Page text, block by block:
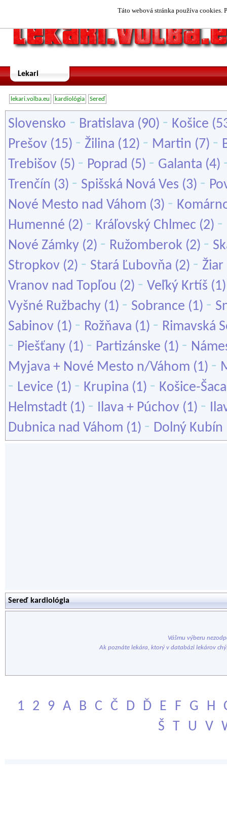
Táto webová stránka používa cookies.
Lekari
lekari.volba.eu kardiológia Sereď
Slovensko - Bratislava (90) - Košice
Prešov (15) - Žilina (12) - Martin (7) -
Trebišov (5) - Poprad (5) - Galanta (4)
Trenčín (3) - Spišská Nová Ves (3) -
Nové Mesto nad Váhom (3) -
Humenné (2) - Kráľovský Chlmec (2) -
Nové Zámky (2) - Ružomberok (2) -
Stropkov (2) - Stará Ľubovňa (2) -
Vranov nad Topľou (2) - Veľký Krtíš
Vyšné Ružbachy (1) - Sobrance (1) -
Sabinov (1) - Rožňava (1) - Rimavská
- Piešťany (1) - Partizánske (1) -
Myjava + Nové Mesto n/Váhom (1) -
- Levice (1) - Krupina (1) - Košice-Šaca
Helmstadt (1) - Ilava + Púchov (1) -
Dubnica nad Váhom (1) - Dolný Kubín
Sereď kardiológia
Vášmu výberu
Ak poznáte lekára, ktorý v databázi lekárov
1 2 9 A B C Č D Ď E F G H
Š
T U V